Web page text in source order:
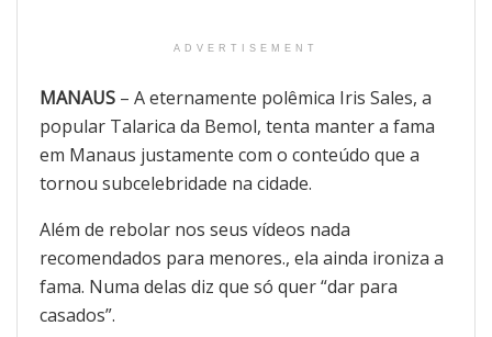
ADVERTISEMENT
MANAUS – A eternamente polêmica Iris Sales, a
popular Talarica da Bemol, tenta manter a fama
em Manaus justamente com o conteúdo que a
tornou subcelebridade na cidade.
Além de rebolar nos seus vídeos nada
recomendados para menores., ela ainda ironiza a
fama. Numa delas diz que só quer “dar para
casados”.